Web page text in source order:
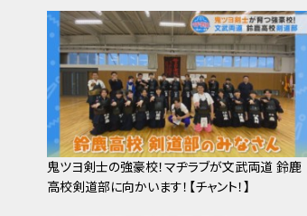
鬼ツヨ剣士の強豪校！マヂラブが文武両道 鈴鹿
高校剣道部に向かいます！【チャント！】